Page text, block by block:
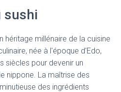
sushi
héritage millénaire de la cuisine
née à l'époque d'Edo,
siècles pour devenir un
nippone. La maîtrise des
des ingrédients